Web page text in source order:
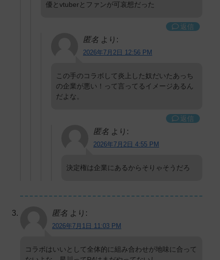
優とvtuberとファンが可哀想だった
返信
匿名 より:
2026年7月2日 12:56 PM
この手のコラボして炎上した奴だいたあっち
の企業が悪い！って言ってるイメージあるん
だよな。
返信
匿名 より:
2026年7月2日 4:55 PM
決定権は企業にあるからそりゃそうだろ
匿名 より:
2026年7月1日 11:03 PM
コラボはいいとして全体的に組み合わせが地味に合って